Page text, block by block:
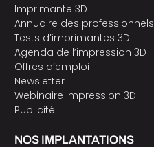
Imprimante 3D
Annuaire des professionnels
Tests d’imprimantes 3D
Agenda de l’impression 3D
Offres d’emploi
Newsletter
Webinaire impression 3D
Publicité
NOS IMPLANTATIONS